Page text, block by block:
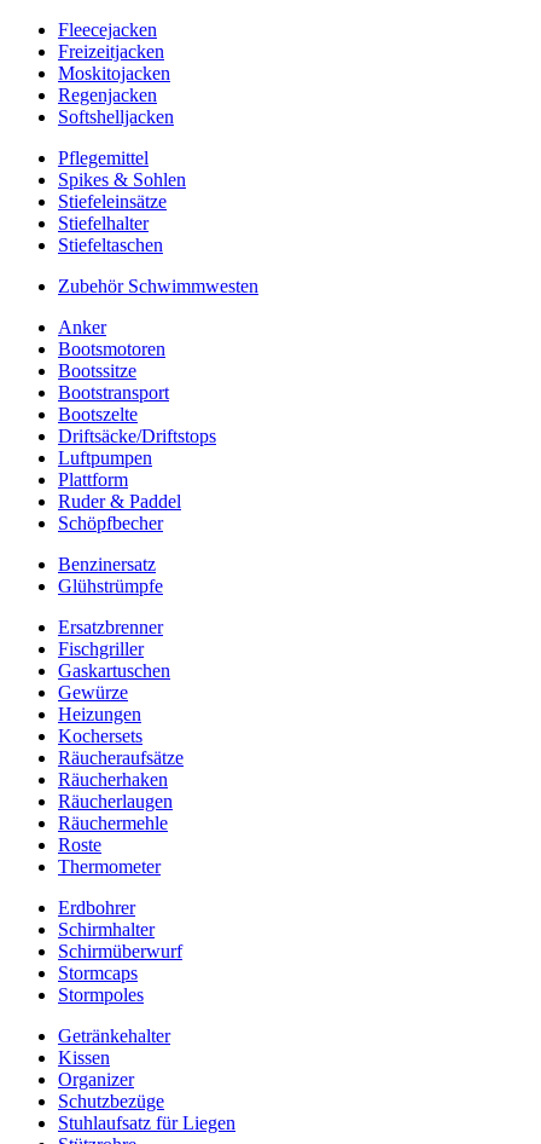
Fleecejacken
Freizeitjacken
Moskitojacken
Regenjacken
Softshelljacken
Pflegemittel
Spikes & Sohlen
Stiefeleinsätze
Stiefelhalter
Stiefeltaschen
Zubehör Schwimmwesten
Anker
Bootsmotoren
Bootssitze
Bootstransport
Bootszelte
Driftsäcke/Driftstops
Luftpumpen
Plattform
Ruder & Paddel
Schöpfbecher
Benzinersatz
Glühstrümpfe
Ersatzbrenner
Fischgriller
Gaskartuschen
Gewürze
Heizungen
Kochersets
Räucheraufsätze
Räucherhaken
Räucherlaugen
Räuchermehle
Roste
Thermometer
Erdbohrer
Schirmhalter
Schirmüberwurf
Stormcaps
Stormpoles
Getränkehalter
Kissen
Organizer
Schutzbezüge
Stuhlaufsatz für Liegen